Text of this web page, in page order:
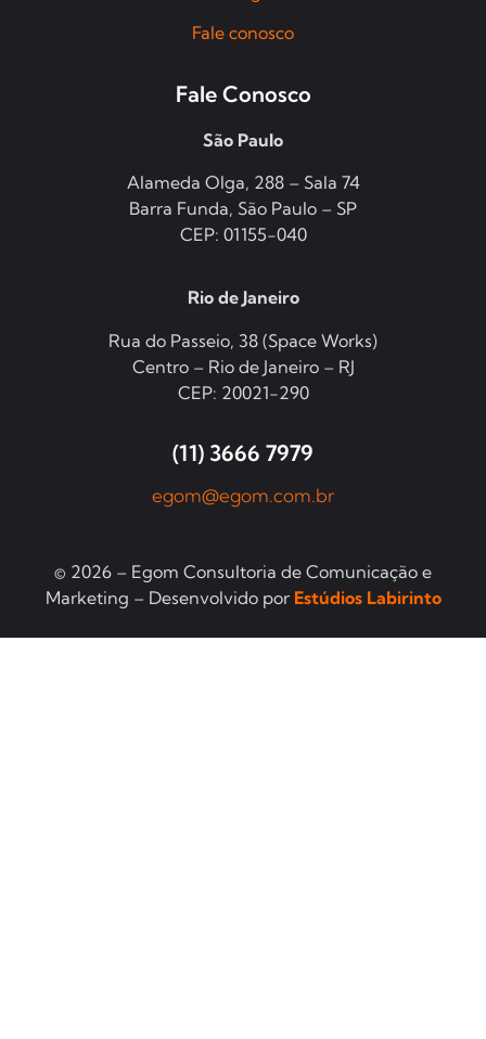
Fale conosco
Fale Conosco
São Paulo
Alameda Olga, 288 – Sala 74
Barra Funda, São Paulo – SP
CEP: 01155-040
Rio de Janeiro
Rua do Passeio, 38 (Space Works)
Centro – Rio de Janeiro – RJ
CEP: 20021-290
(11) 3666 7979
egom@egom.com.br
© 2026 – Egom Consultoria de Comunicação e
Marketing – Desenvolvido por Estúdios Labirinto